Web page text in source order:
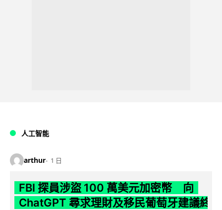
人工智能
arthur 1 日
FBI 探員涉盜 100 萬美元加密幣 向
ChatGPT 尋求理財及移民葡萄牙建議終